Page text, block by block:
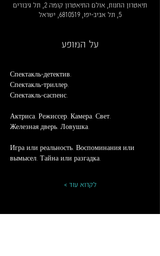
תיאטרון החנות, אולם התיאטרון קומה 2, תל גיבורים
5, תל אביב-יפו, 6810519, ישראל
על המופע
Спектакль-детектив.
Спектакль-триллер.
Спектакль-саспенс.
Актриса. Режиссер. Камера. Свет.
Железная дверь. Ловушка.
Игра или реальность. Воспоминания или
вымысел. Тайна или разгадка.
לקרוא עוד >